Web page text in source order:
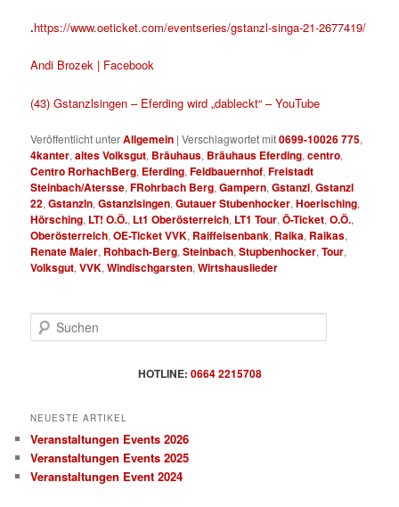
.https://www.oeticket.com/eventseries/gstanzl-singa-21-2677419/
Andi Brozek | Facebook
(43) Gstanzlsingen – Eferding wird „dableckt“ – YouTube
Veröffentlicht unterAllgemein |Verschlagwortet mit0699-10026 775,
4kanter,altes Volksgut, Bräuhaus, Bräuhaus Eferding,centro,
Centro RorhachBerg, Eferding,Feldbauernhof,Freistadt
Steinbach/Atersse,FRohrbach Berg,Gampern,Gstanzl,Gstanzl
22,Gstanzln,Gstanzlsingen,Gutauer Stubenhocker,Hoerisching,
Hörsching, LT! O.Ö., Lt1 Oberösterreich, LT1 Tour,Ö-Ticket,O.Ö.,
Oberösterreich,OE-Ticket VVK, Raiffeisenbank, Raika, Raikas,
Renate Maier, Rohbach-Berg,Steinbach,Stupbenhocker,Tour,
Volksgut,VVK,Windischgarsten,Wirtshauslieder
u
HOTLINE: 0664 2215708
NEUESTE ARTIKEL
Veranstaltungen Events 2026
Veranstaltungen Events 2025
Veranstaltungen Event 2024